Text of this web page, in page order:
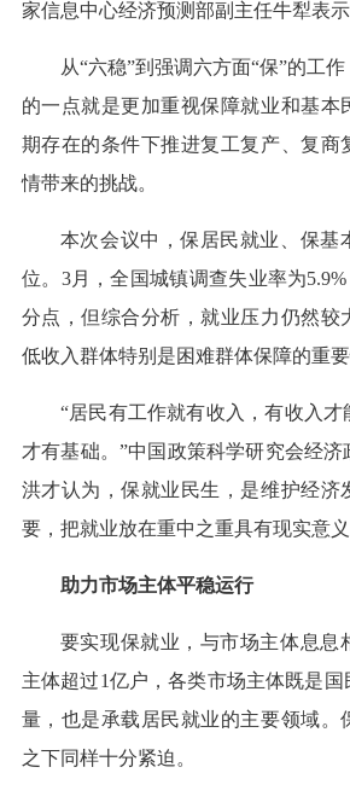
家信息中心经济预测部副主任牛犁表示
从“六稳”到强调六方面“保”的工
的一点就是更加重视保障就业和基本
期存在的条件下推进复工复产、复商
情带来的挑战。
本次会议中，保居民就业、保基
位。3月，全国城镇调查失业率为
分点，但综合分析，就业压力仍然较
低收入群体特别是困难群体保障的重要
“居民有工作就有收入，有收入
才有基础。”中国政策科学研究会经
洪才认为，保就业民生，是维护经济
要，把就业放在重中之重具有现实意义
助力市场主体平稳运行
要实现保就业，与市场主体息息
主体超过1亿户，各类市场主体既是国
量，也是承载居民就业的主要领域。
之下同样十分紧迫。